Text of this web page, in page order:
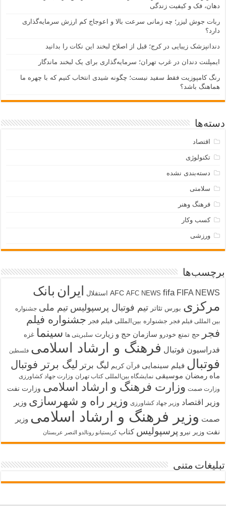
فک و کیفیت زندگی
جوش لیزر؛ چه زمانی سرعت بالا و اعوجاج کم ارزش سرمایه‌گذاری
زیبایی در کرج؛ قبل از اصلاح لبخند این نکات را بدانید
دندان در غرب تهران؛ سرمایه‌گذاری برای یک لبخند ماندگار
کامپوزیت فقط سفید نیست؛ چگونه شیدی انتخاب کنیم که با چهره ما
باشد؟
اقتصاد
تکنولوژی
دسته‌بندی نشده
سلامتی
فرهنگ وهنر
کسب وکار
ورزشی
AFC AFC NEWS fifa FIFA استقلال ایران بانک
بورس تئاتر تیم فوتبال پرسپولیس تیم ملی جشنواره
المللی فیلم فجر جشنواره بین‌المللی فیلم فجر جشنواره فیلم
حج تمتع خودرو سازمان حج و زیارت سلبریتی ها سینما غزه
فوتبال فرهنگ و ارشاد اسلامی فلسطین
فیلم سینمایی قرآن کریم لیگ برتر لیگ برتر فوتبال
رمضان موسیقی نمایشگاه بین‌المللی کتاب تهران وزارت جهاد کشاورزی
صمت وزارت فرهنگ و ارشاد اسلامی وزارت نفت
اقتصاد وزیر جهاد کشاورزی وزیر راه و شهرسازی وزیر
وزیر فرهنگ و ارشاد اسلامی
وزیر
وزیر نیرو پرسپولیس کتاب کریستیانو رونالدو النصر عربستان
متنی